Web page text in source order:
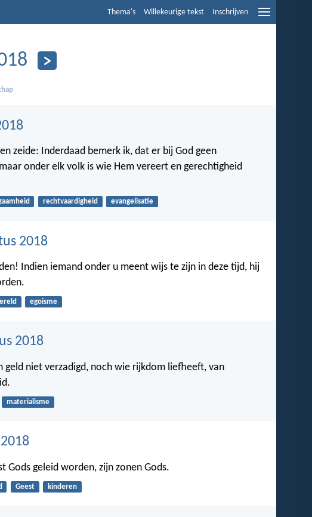
Thema's Willekeurige tekst Inschrijven
zeide: Inderdaad bemerk ik, dat er bij God geen
onder elk volk is wie Hem vereert en gerechtigheid
rechtvaardigheid evangelisatie
2018
Indien iemand onder u meent wijs te zijn in deze tijd, hij
egoisme
2018
niet verzadigd, noch wie rijkdom liefheeft, van
materialisme
Gods geleid worden, zijn zonen Gods.
Geest kinderen